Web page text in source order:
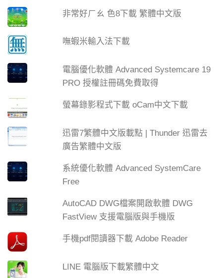
非常好ㄏㄠ 色8下載 繁體中文版
嘸蝦米輸入法下載
電腦優化軟體 Advanced Systemcare 19
PRO 授權註冊碼免費取得
螢幕錄影程式下載 oCam中文下載
迅雷7繁體中文版載點 | Thunder 迅雷去
廣告繁體中文版
系統優化軟體 Advanced SystemCare
Free
AutoCAD DWG檔案開啟軟體 DWG
FastView 支援電腦版與手機版
手機pdf閱讀器下載 Adobe Reader
LINE 電腦版下載繁體中文